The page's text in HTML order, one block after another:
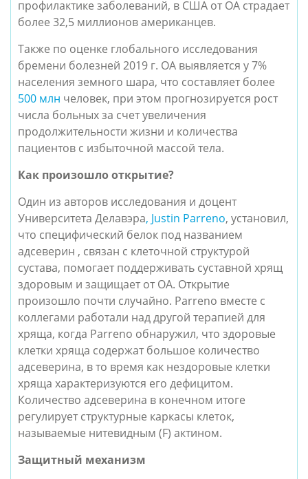
профилактике заболеваний, в США от ОА страдает
более 32,5 миллионов американцев.
Также по оценке глобального исследования
бремени болезней 2019 г. ОА выявляется у 7%
500 млн человек, при этом прогнозируется рост
числа больных за счет увеличения
продолжительности жизни и количества
пациентов с избыточной массой тела.
Как произошло открытие?
Один из авторов исследования и доцент
Университета Делавэра, Justin Parreno, установил,
что специфический белок под названием
адсеверин , связан с клеточной структурой
сустава, помогает поддерживать суставной хрящ
здоровым и защищает от ОА. Открытие
произошло почти случайно. Parreno вместе с
коллегами работали над другой терапией для
хряща, когда Parreno обнаружил, что здоровые
клетки хряща содержат большое количество
адсеверина, в то время как нездоровые клетки
хряща характеризуются его дефицитом.
Количество адсеверина в конечном итоге
регулирует структурные каркасы клеток,
называемые нитевидным (F) актином.
Защитный механизм